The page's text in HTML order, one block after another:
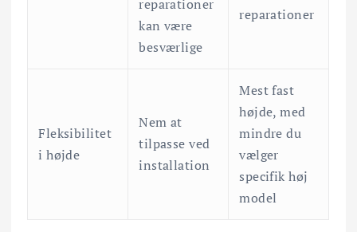
reparationer
kan være
besværlige
reparationer
Fleksibilitet
i højde
Nem at
tilpasse ved
installation
Mest fast
højde, med
mindre du
vælger
specifik høj
model